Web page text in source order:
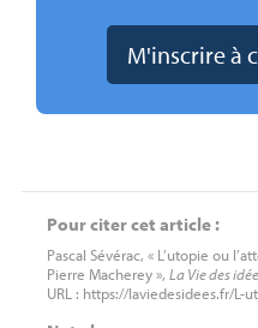
Pour citer cet article :
Pascal Sévérac, « L’utopie ou
Pierre Macherey », La Vie des
URL : https://laviedesidees.fr/